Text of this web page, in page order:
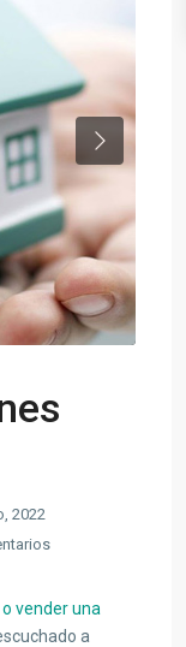
Next
2022
vender una
a